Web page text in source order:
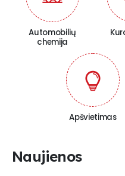
Automobilių
chemija
Apšvietimas
Naujienos